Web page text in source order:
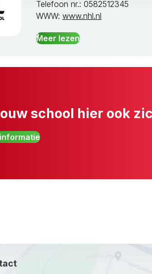
Telefoon nr.: 0582512345
WWW: www.nhl.nl
Meer lezen
school hier ook